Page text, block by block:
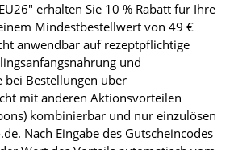
erhalten Sie 10 % Rabatt für Ihre
Mindestbestellwert von 49 €
anwendbar auf rezeptpflichtige
und
bei Bestellungen über
mit anderen Aktionsvorteilen
kombinierbar und nur einzulösen
Nach Eingabe des Gutscheincodes